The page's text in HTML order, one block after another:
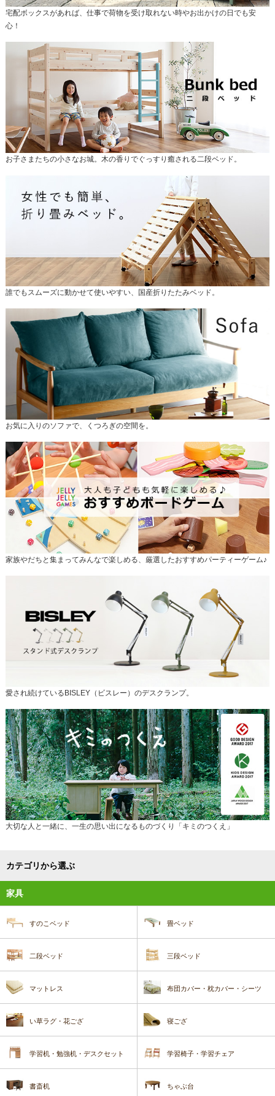
宅配ボックスがあれば、仕事で荷物を受け取れない時やお出かけの日でも安
心！
お子さまたちの小さなお城。木の香りでぐっすり癒される二段ベッド。
誰でもスムーズに動かせて使いやすい、国産折りたたみベッド。
お気に入りのソファで、くつろぎの空間を。
家族やだちと集まってみんなで楽しめる、厳選したおすすめパーティーゲーム♪
愛され続けているBISLEY（ビスレー）のデスクランプ。
大切な人と一緒に、一生の思い出になるものづくり「キミのつくえ」
カテゴリから選ぶ
家具
すのこベッド 畳ベッド
二段ベッド 三段ベッド
マットレス 布団カバー・枕カバー・シーツ
い草ラグ・花ござ 寝ござ
学習机・勉強机・デスクセット 学習椅子・学習チェア
書斎机 ちゃぶ台